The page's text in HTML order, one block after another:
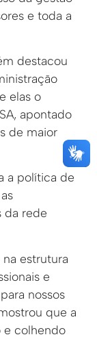
e toda a
destacou
elas o
apontado
de maior
a política de
da rede
estrutura
e
nossos
que a
e colhendo